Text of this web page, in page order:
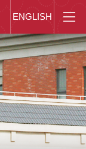
ENGLISH